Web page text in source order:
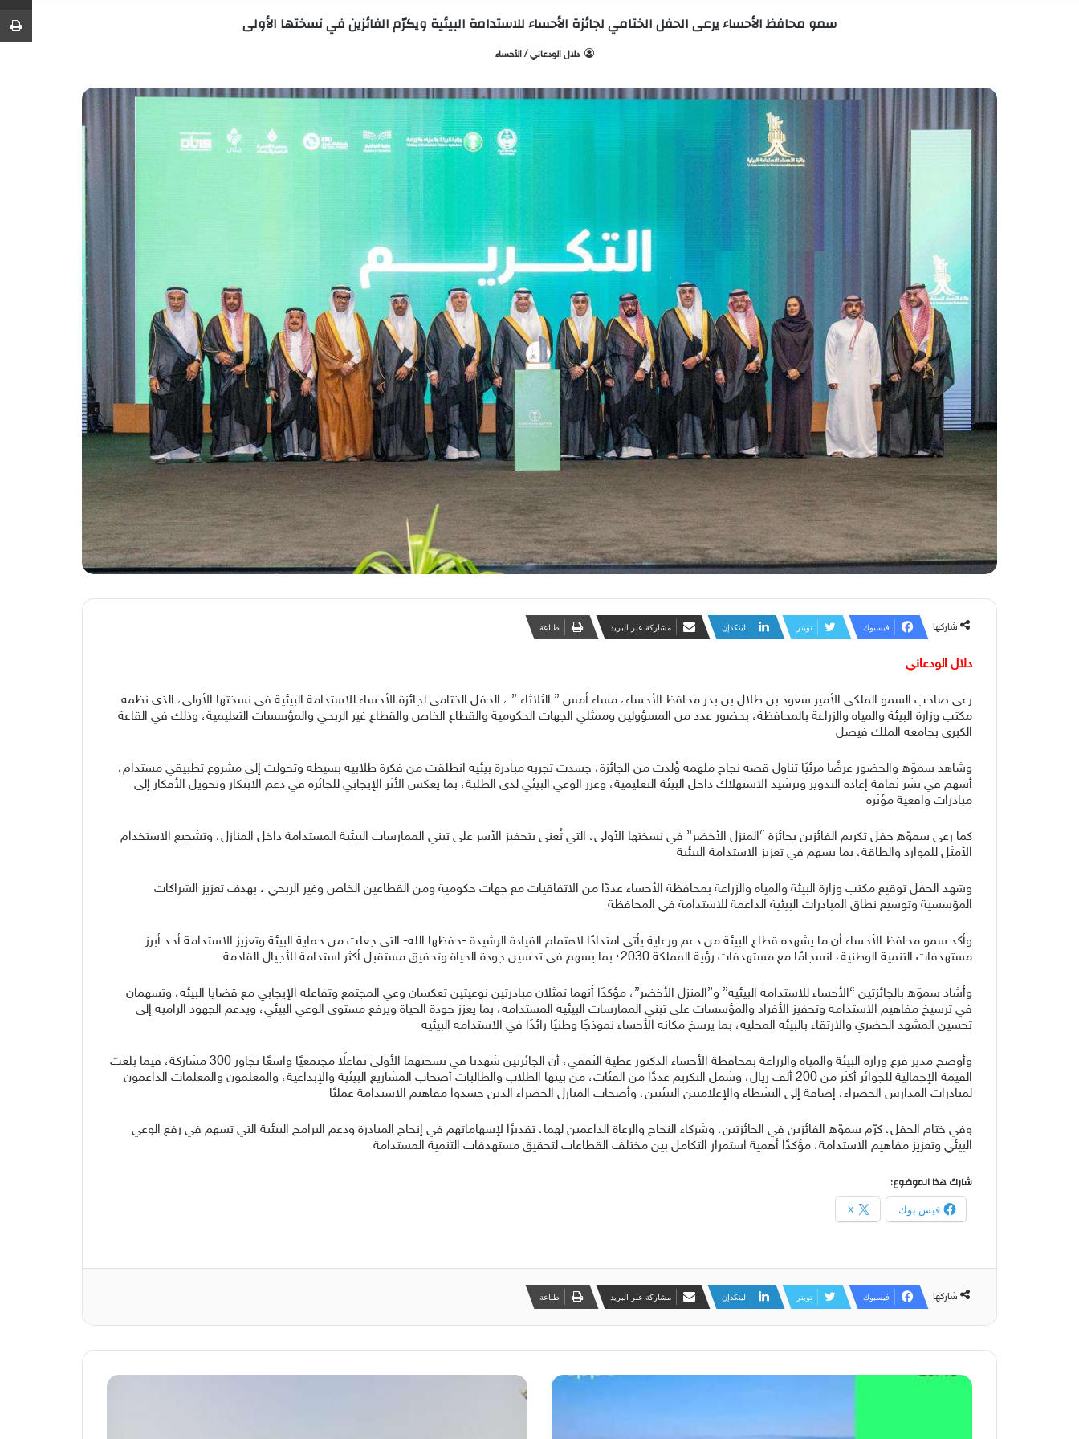
سمو محافظ الأحساء يرعى الحفل الختامي لجائزة الأحساء للاستدامة البيئية ويكرّم الفائزين في نسختها الأولى
‫ دلال الودعاني / الأحساء
شاركها فيسبوك تويتر لينكدإن مشاركة عبر البريد طباعة
دلال الودعاني
رعى صاحب السمو الملكي الأمير سعود بن طلال بن بدر محافظ الأحساء، مساء أمس ” الثلاثاء ” ، الحفل الختامي لجائزة الأحساء للاستدامة البيئية في نسختها الأولى، الذي نظمه
مكتب وزارة البيئة والمياه والزراعة بالمحافظة، بحضور عدد من المسؤولين وممثلي الجهات الحكومية والقطاع الخاص والقطاع غير الربحي والمؤسسات التعليمية، وذلك في القاعة
الكبرى بجامعة الملك فيصل
وشاهد سموّه والحضور عرضًا مرئيًا تناول قصة نجاح ملهمة وُلدت من الجائزة، جسدت تجربة مبادرة بيئية انطلقت من فكرة طلابية بسيطة وتحولت إلى مشروع تطبيقي مستدام،
أسهم في نشر ثقافة إعادة التدوير وترشيد الاستهلاك داخل البيئة التعليمية، وعزز الوعي البيئي لدى الطلبة، بما يعكس الأثر الإيجابي للجائزة في دعم الابتكار وتحويل الأفكار إلى
مبادرات واقعية مؤثرة
كما رعى سموّه حفل تكريم الفائزين بجائزة “المنزل الأخضر” في نسختها الأولى، التي تُعنى بتحفيز الأسر على تبني الممارسات البيئية المستدامة داخل المنازل، وتشجيع الاستخدام
الأمثل للموارد والطاقة، بما يسهم في تعزيز الاستدامة البيئية
وشهد الحفل توقيع مكتب وزارة البيئة والمياه والزراعة بمحافظة الأحساء عددًا من الاتفاقيات مع جهات حكومية ومن القطاعين الخاص وغير الربحي ، بهدف تعزيز الشراكات
المؤسسية وتوسيع نطاق المبادرات البيئية الداعمة للاستدامة في المحافظة
وأكد سمو محافظ الأحساء أن ما يشهده قطاع البيئة من دعم ورعاية يأتي امتدادًا لاهتمام القيادة الرشيدة -حفظها الله- التي جعلت من حماية البيئة وتعزيز الاستدامة أحد أبرز
مستهدفات التنمية الوطنية، انسجامًا مع مستهدفات رؤية المملكة 2030؛ بما يسهم في تحسين جودة الحياة وتحقيق مستقبل أكثر استدامة للأجيال القادمة
وأشاد سموّه بالجائزتين “الأحساء للاستدامة البيئية” و”المنزل الأخضر”، مؤكدًا أنهما تمثلان مبادرتين نوعيتين تعكسان وعي المجتمع وتفاعله الإيجابي مع قضايا البيئة، وتسهمان
في ترسيخ مفاهيم الاستدامة وتحفيز الأفراد والمؤسسات على تبني الممارسات البيئية المستدامة، بما يعزز جودة الحياة ويرفع مستوى الوعي البيئي، ويدعم الجهود الرامية إلى
تحسين المشهد الحضري والارتقاء بالبيئة المحلية، بما يرسخ مكانة الأحساء نموذجًا وطنيًا رائدًا في الاستدامة البيئية
وأوضح مدير فرع وزارة البيئة والمياه والزراعة بمحافظة الأحساء الدكتور عطية الثقفي، أن الجائزتين شهدتا في نسختهما الأولى تفاعلًا مجتمعيًا واسعًا تجاوز 300 مشاركة، فيما بلغت
القيمة الإجمالية للجوائز أكثر من 200 ألف ريال، وشمل التكريم عددًا من الفئات، من بينها الطلاب والطالبات أصحاب المشاريع البيئية والإبداعية، والمعلمون والمعلمات الداعمون
لمبادرات المدارس الخضراء، إضافة إلى النشطاء والإعلاميين البيئيين، وأصحاب المنازل الخضراء الذين جسدوا مفاهيم الاستدامة عمليًا
وفي ختام الحفل، كرّم سموّه الفائزين في الجائزتين، وشركاء النجاح والرعاة الداعمين لهما، تقديرًا لإسهاماتهم في إنجاح المبادرة ودعم البرامج البيئية التي تسهم في رفع الوعي
البيئي وتعزيز مفاهيم الاستدامة، مؤكدًا أهمية استمرار التكامل بين مختلف القطاعات لتحقيق مستهدفات التنمية المستدامة
شارك هذا الموضوع:
فيس بوك X
شاركها فيسبوك تويتر لينكدإن مشاركة عبر البريد طباعة